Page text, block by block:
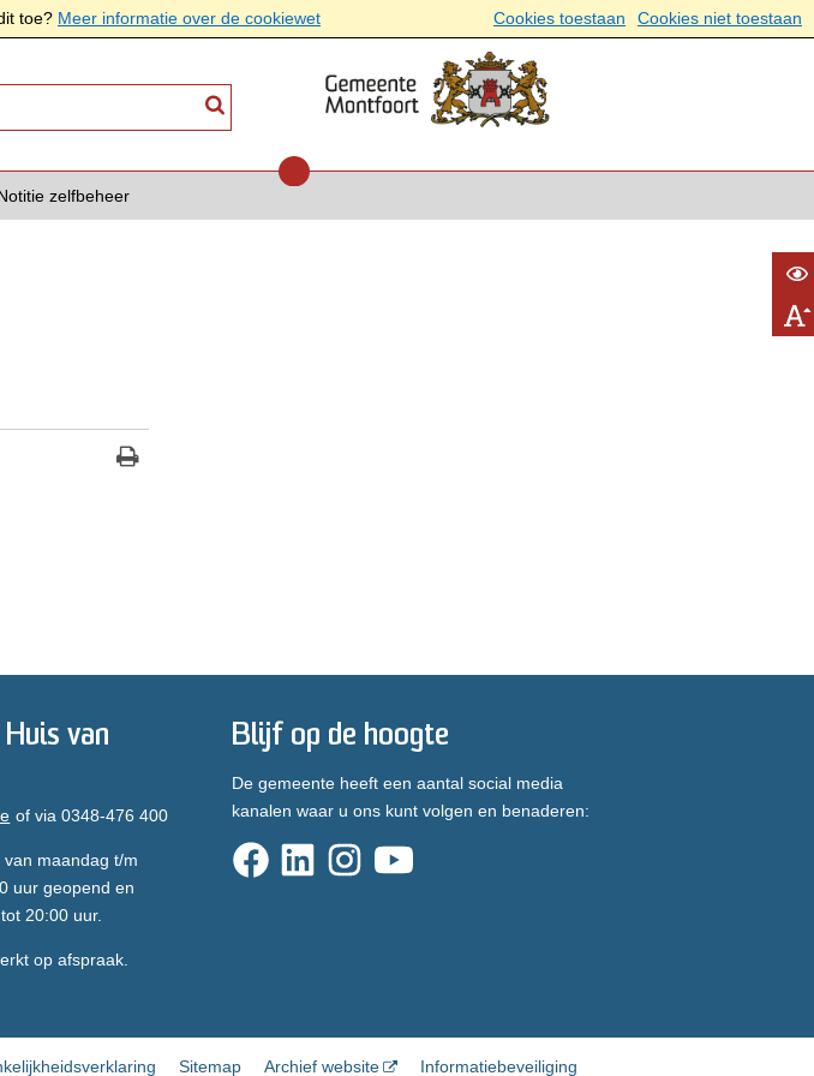
toe? Meer informatie over de cookiewet Cookies toestaan Cookies niet toestaan
zelfbeheer
van
of via 0348-476 400
maandag t/m
uur geopend en
20:00 uur.
op afspraak.
Blijf op de hoogte
De gemeente heeft een aantal social media
kanalen waar u ons kunt volgen en benaderen:
Sitemap Archief website Informatiebeveiliging